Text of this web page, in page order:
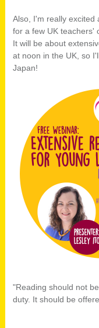
Also, I'm really excited
for a few UK teachers'
It will be about
at noon in the UK, so
Japan!
"Reading should not
duty. It should be